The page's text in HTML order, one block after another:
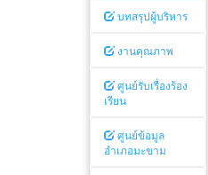
บทสรุปผู้บริหาร
งานคุณภาพ
ศูนย์รับเรื่องร้อง
เรียน
ศูนย์ข้อมูล
อำเภอมะขาม